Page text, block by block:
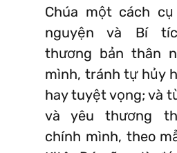
Chúa một cách
nguyện và Bí
thương bản thân
mình, tránh tự hủy
hay tuyệt vọng; và
và yêu thương
chính mình, theo